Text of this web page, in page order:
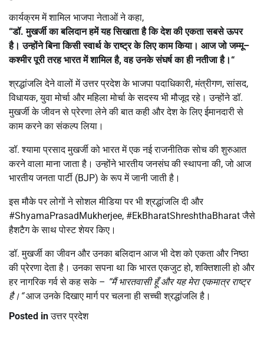
कार्यक्रम में शामिल भाजपा नेताओं ने कहा,
“डॉ.मुखर्जी का बलिदान हमें यह सिखाता है कि देश की एकता सबसे ऊपर
है। उन्होंने बिना किसी स्वार्थ के राष्ट्र के लिए काम किया। आज जो जम्मू–
कश्मीर पूरी तरह भारत में शामिल है,वह उनके संघर्ष का ही नतीजा है।“
श्रद्धांजलि देने वालों में उत्तर प्रदेश के भाजपा पदाधिकारी, मंत्रीगण, सांसद,
विधायक, युवा मोर्चा और महिला मोर्चा के सदस्य भी मौजूद रहे। उन्होंने डॉ.
मुखर्जी के जीवन से प्रेरणा लेने की बात कही और देश के लिए ईमानदारी से
काम करने का संकल्प लिया।
डॉ. श्यामा प्रसाद मुखर्जी को भारत में एक नई राजनीतिक सोच की शुरुआत
करने वाला माना जाता है। उन्होंने भारतीय जनसंघ की स्थापना की, जो आज
भारतीय जनता पार्टी (BJP) के रूप में जानी जाती है।
इस मौके पर लोगों ने सोशल मीडिया पर भी श्रद्धांजलि दी और
#ShyamaPrasadMukherjee, #EkBharatShreshthaBharat जैसे
हैशटैग के साथ पोस्ट शेयर किए।
डॉ. मुखर्जी का जीवन और उनका बलिदान आज भी देश को एकता और निष्ठा
की प्रेरणा देता है। उनका सपना था कि भारत एकजुट हो, शक्तिशाली हो और
हर नागरिक गर्व से कह सके – “मैं भारतवासी हूँ और यह मेरा एकमात्र राष्ट्र
है। “आज उनके दिखाए मार्ग पर चलना ही सच्ची श्रद्धांजलि है।
Posted inउत्तर प्रदेश